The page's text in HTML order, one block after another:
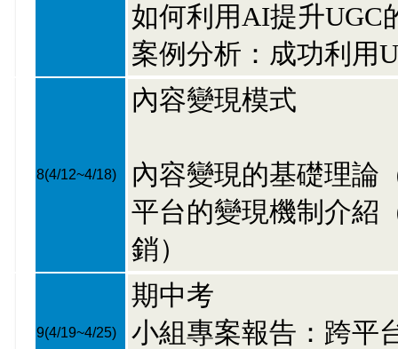
如何利用AI提升UGC
案例分析：成功利用
8(4/12~4/18)
內容變現模式
內容變現的基礎理論
平台的變現機制介紹
銷）
9(4/19~4/25)
期中考
小組專案報告：跨平